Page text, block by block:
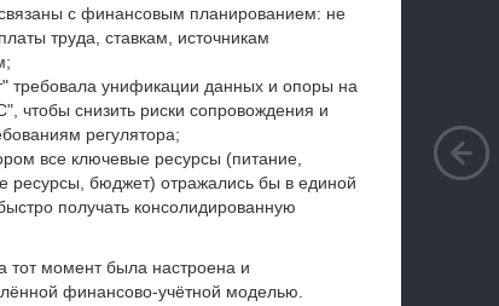
с финансовым планированием: не
труда, ставкам, источникам
требовала унификации данных и опоры на
чтобы снизить риски сопровождения и
регулятора;
все ключевые ресурсы (питание,
ресурсы, бюджет) отражались бы в единой
получать консолидированную
тот момент была настроена и
финансово‑учётной моделью.